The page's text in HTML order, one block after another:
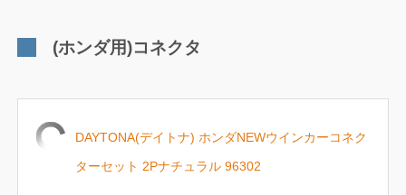
(ホンダ用)コネクタ
DAYTONA(デイトナ) ホンダNEWウインカーコネク
ターセット 2Pナチュラル 96302